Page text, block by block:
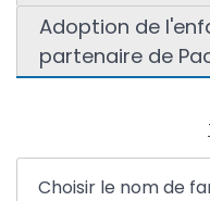
Adoption de
partenaire de
Choisir le nom de